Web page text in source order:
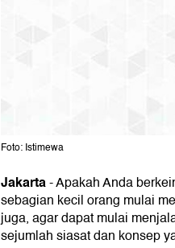
Foto: Istimewa
Jakarta-Apakah Anda
sebagian kecil orang mulai
juga, agar dapat mulai
sejumlah siasat dan konsep